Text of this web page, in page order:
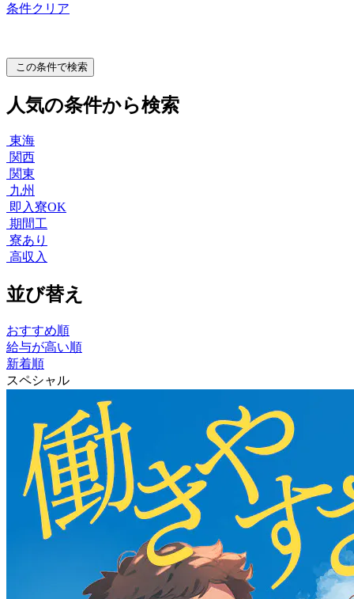
条件クリア
この条件で検索
人気の条件から検索
東海
関西
関東
九州
即入寮OK
期間工
寮あり
高収入
並び替え
おすすめ順
給与が高い順
新着順
スペシャル